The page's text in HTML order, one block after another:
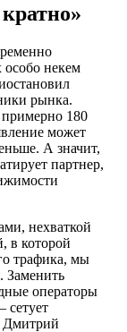
особо некем
рынка.
примерно 180
может
А значит,
партнер,
нехваткой
в которой
трафика, мы
Заменить
операторы
сетует
Дмитрий